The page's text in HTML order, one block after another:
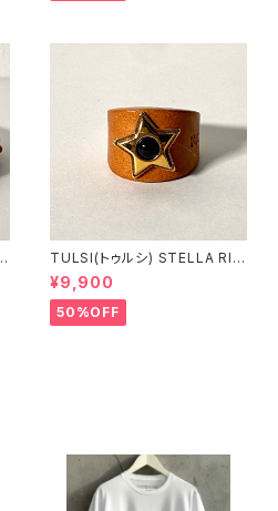
TULSI(トゥルシ) STELLA RIN
G ONICE
¥9,900
50%OFF